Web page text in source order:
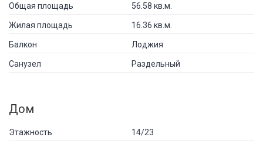
Общая площадь 56.58 кв.м.
Жилая площадь 16.36 кв.м.
Балкон Лоджия
Санузел Раздельный
Дом
Этажность 14/23